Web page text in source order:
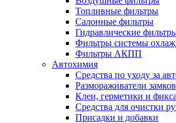
Топливные фильтры
Салонные фильтры
Гидравлические
Фильтры системы
Фильтры АКПП
Автохимия
Средства по уходу за
Размораживатели
Клеи, герметики и
Средства для очистки
Присадки и добавки